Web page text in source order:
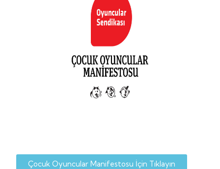
Çocuk Oyuncular Manifestosu İçin Tıklayın